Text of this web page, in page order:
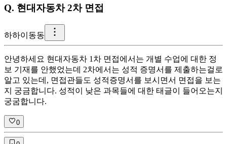
Q. 현대자동차 2차 면접
하하이동동
안녕하세요 현대자동차 1차 면접에서는 개별 수업에 대한 정
보 기재를 안했었는데 2차에서는 성적 증명서를 제출하는걸로
알고 있는데, 면접관들도 성적증명서를 보시면서 면접을 보는
지 궁금합니다. 성적이 낮은 과목들에 대한 태글이 들어오는지
궁굼합니다.
0